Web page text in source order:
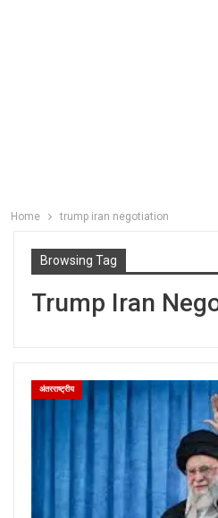
Home trump iran negotiation
Browsing Tag
Trump Iran
अंतरराष्ट्रीय